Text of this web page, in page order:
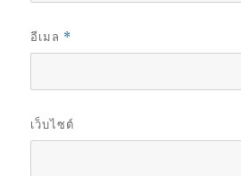
อีเมล *
เว็บไซต์